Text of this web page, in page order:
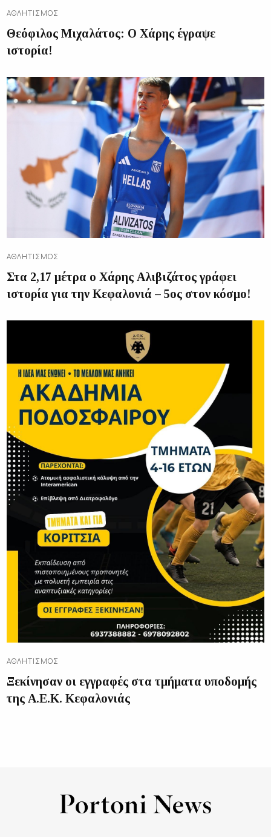
ΑΘΛΗΤΙΣΜΌΣ
Θεόφιλος Μιχαλάτος: Ο Χάρης έγραψε
ιστορία!
ΑΘΛΗΤΙΣΜΌΣ
Στα 2,17 μέτρα ο Χάρης Αλιβιζάτος γράφει
ιστορία για την Κεφαλονιά – 5ος στον κόσμο!
ΑΘΛΗΤΙΣΜΌΣ
Ξεκίνησαν οι εγγραφές στα τμήματα υποδομής
της Α.Ε.Κ. Κεφαλονιάς